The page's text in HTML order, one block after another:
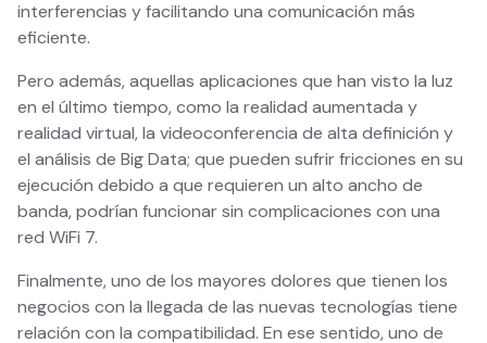
interferencias y facilitando una comunicación más
eficiente.
Pero además, aquellas aplicaciones que han visto la luz
en el último tiempo, como la realidad aumentada y
realidad virtual, la videoconferencia de alta definición y
el análisis de Big Data; que pueden sufrir fricciones en su
ejecución debido a que requieren un alto ancho de
banda, podrían funcionar sin complicaciones con una
red WiFi 7.
Finalmente, uno de los mayores dolores que tienen los
negocios con la llegada de las nuevas tecnologías tiene
relación con la compatibilidad. En ese sentido, uno de